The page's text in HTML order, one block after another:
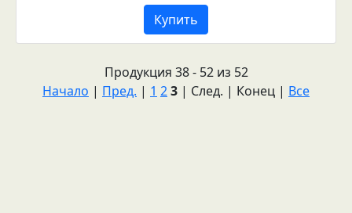
Купить
Продукция 38 - 52 из 52
Начало | Пред. | 1 23 | След. | Конец | Все